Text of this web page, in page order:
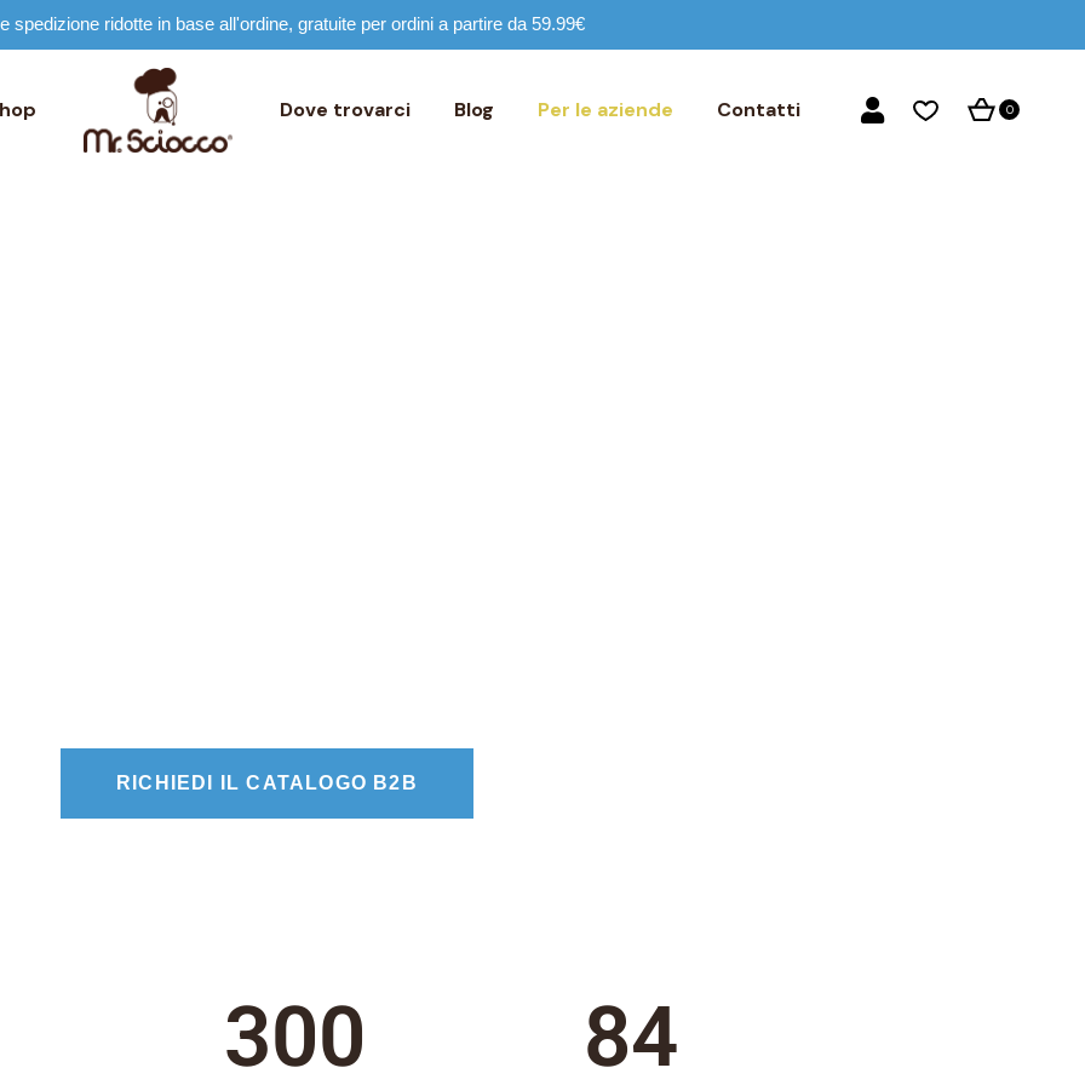
spedizione ridotte in base all'ordine, gratuite per ordini a partire da 59.99€
Dove trovarci Blog Per le aziende Contatti 0
lattosio
Ovetto
Creme Spalmabili
RICHIEDI IL CATALOGO B2B
300 84